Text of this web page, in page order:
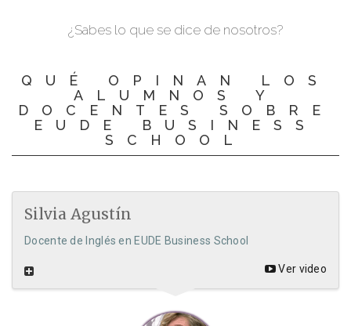
¿Sabes lo que se dice de nosotros?
QUÉ OPINAN LOS
ALUMNOS Y
DOCENTES SOBRE
EUDE BUSINESS
SCHOOL
Silvia Agustín
Docente de Inglés en EUDE Business School
Ver video